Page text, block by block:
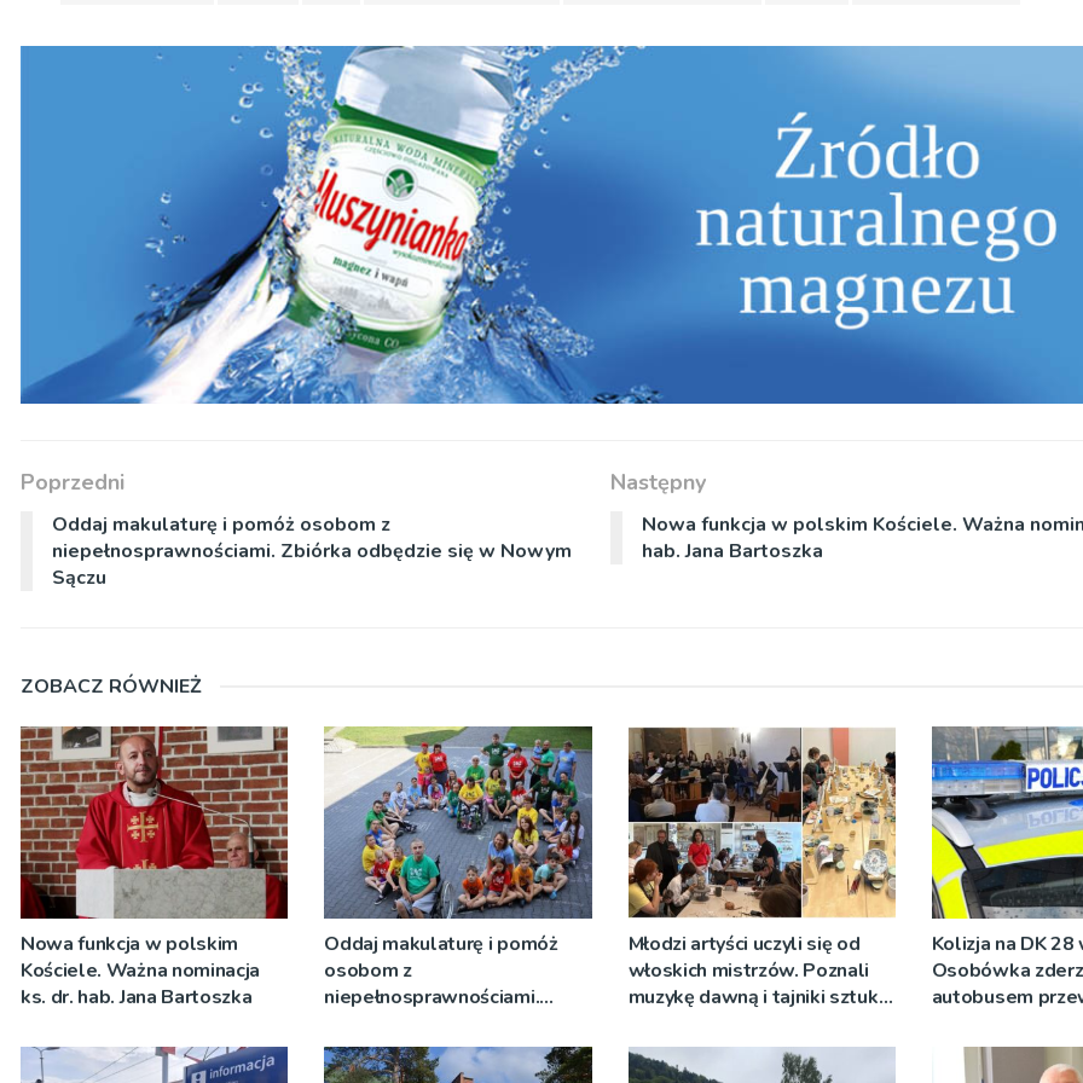
Poprzedni
Oddaj makulaturę i pomóż osobom z
niepełnosprawnościami. Zbiórka odbędzie się w Nowym
Sączu
Następny
Nowa funkcja w polskim Kościele. Ważna
hab. Jana Bartoszka
ZOBACZ RÓWNIEŻ
Nowa funkcja w polskim
Kościele. Ważna nominacja
ks. dr. hab. Jana Bartoszka
Oddaj makulaturę i pomóż
osobom z
niepełnosprawnościami.
Nowym Sączu
Młodzi artyści uczyli się od
włoskich mistrzów. Poznali
muzykę dawną i tajniki sztuki
Kolizja na DK
Osobówka
autobusem